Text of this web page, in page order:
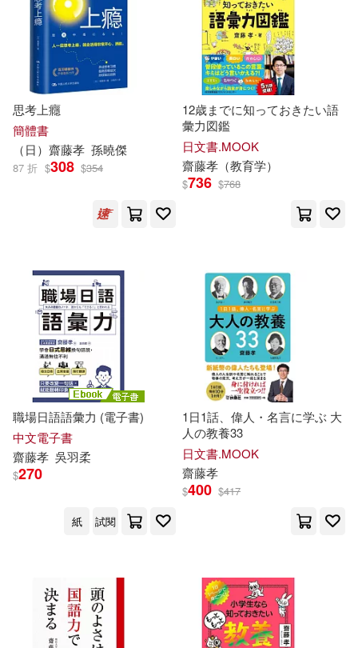
思考上癮
簡體書
（日） 齋藤孝 孫曉傑
87 折 $308 $354
12歳までに知っておきたい語
彙力図鑑
日文書.MOOK
齋藤孝 （教育学）
$736 $768
職場日語語彙力 (電子書)
中文電子書
齋藤孝 吳羽柔
$270
紙 試閱
1日1話、偉人・名言に学ぶ 大
人の教養33
日文書.MOOK
齋藤孝
$400 $417